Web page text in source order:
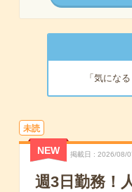
「気にな
未読
NEW 掲載日 2026/08/
週3日勤務！